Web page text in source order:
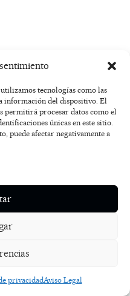
tecnologías como las
información del dispositivo. El
permitirá procesar datos como el
únicas en este sitio.
puede afectar negativamente a
privacidadAviso Legal